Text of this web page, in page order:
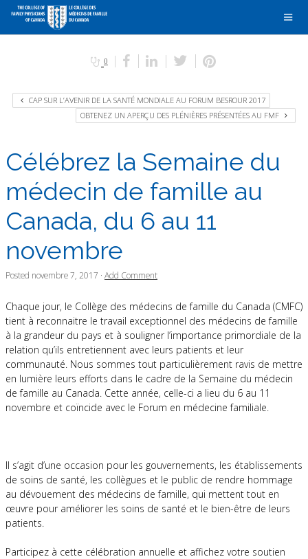
0
CAP SUR L’AVENIR DE LA SANTÉ MONDIALE AU FORUM BESROUR 2017
OBTENEZ UN APERÇU DES PLÉNIÈRES PRÉSENTÉES AU FMF
Célébrez la Semaine du
médecin de famille au
Canada, du 6 au 11
novembre
Posted novembre 7, 2017 · Add Comment
Chaque jour, le Collège des médecins de famille du Canada (CMFC)
tient à reconnaitre le travail exceptionnel des médecins de famille
à la grandeur du pays et à souligner l’importance primordiale de la
relation qu’ils entretiennent avec leurs patients et leur
communauté. Nous sommes tout particulièrement ravis de mettre
en lumière leurs efforts dans le cadre de la Semaine du médecin
de famille au Canada. Cette année, celle-ci a lieu du 6 au 11
novembre et coïncide avec le Forum en médecine familiale.
Il s’agit d’une occasion pour les gouvernements, les établissements
de soins de santé, les collègues et le public de rendre hommage
au dévouement des médecins de famille, qui mettent tout en
œuvre pour améliorer les soins de santé et le bien-être de leurs
patients.
Participez à cette célébration annuelle et affichez votre soutien